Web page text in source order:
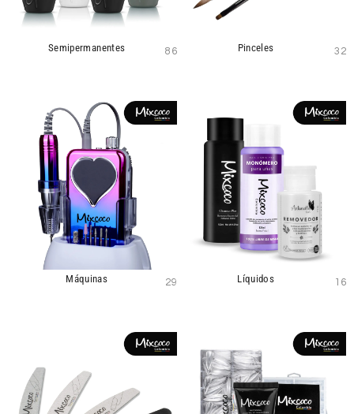
Semipermanentes 86 Pinceles 32
Máquinas 29 Líquidos 16